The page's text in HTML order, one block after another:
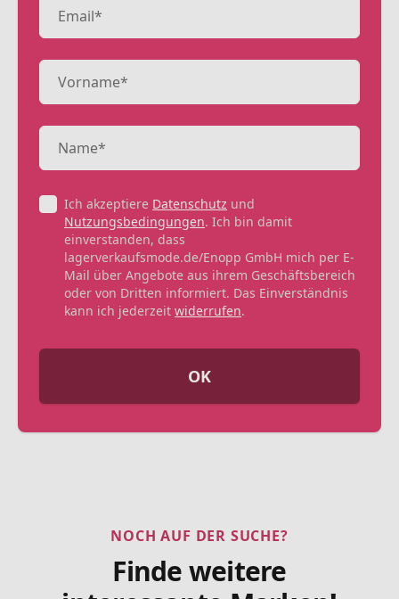
Ich akzeptiere Datenschutz und
Nutzungsbedingungen. Ich bin damit
einverstanden, dass
lagerverkaufsmode.de/Enopp GmbH mich per E-
Mail über Angebote aus ihrem Geschäftsbereich
oder von Dritten informiert. Das Einverständnis
kann ich jederzeit widerrufen.
OK
NOCH AUF DER SUCHE?
Finde weitere